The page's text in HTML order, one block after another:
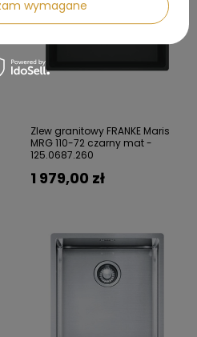
Zlew granitowy FRANKE Maris
MRG 110-72 czarny mat -
125.0687.260
1 979,00 zł
wymagane